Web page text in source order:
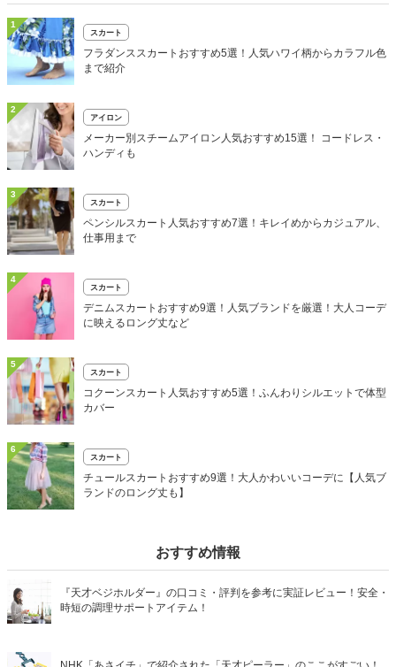
1
スカート
フラダンススカートおすすめ5選！人気ハワイ柄からカラフル色
まで紹介
2
アイロン
メーカー別スチームアイロン人気おすすめ15選！ コードレス・
ハンディも
3
スカート
ペンシルスカート人気おすすめ7選！キレイめからカジュアル、
仕事用まで
4
スカート
デニムスカートおすすめ9選！人気ブランドを厳選！大人コーデ
に映えるロング丈など
5
スカート
コクーンスカート人気おすすめ5選！ふんわりシルエットで体型
カバー
6
スカート
チュールスカートおすすめ9選！大人かわいいコーデに【人気ブ
ランドのロング丈も】
おすすめ情報
『天才ベジホルダー』の口コミ・評判を参考に実証レビュー！安全・
時短の調理サポートアイテム！